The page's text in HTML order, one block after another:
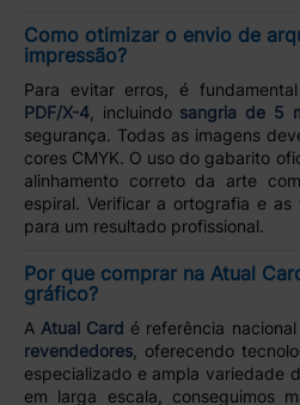
Como otimizar o envio de
impressão?
Para evitar erros, é
PDF/X-4, incluindo sangria de 5
segurança. Todas as imagens
cores CMYK. O uso do gabarito
alinhamento correto da arte
espiral. Verificar a ortografia e
para um resultado profissional.
Por que comprar na Atual
gráfico?
A Atual Card é referência nacional
revendedores, oferecendo
especializado e ampla variedade
em larga escala, conseguimos